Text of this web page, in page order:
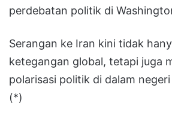
perdebatan politik di
Serangan ke Iran kini tidak
ketegangan global, tetapi juga
polarisasi politik di dalam
(*)